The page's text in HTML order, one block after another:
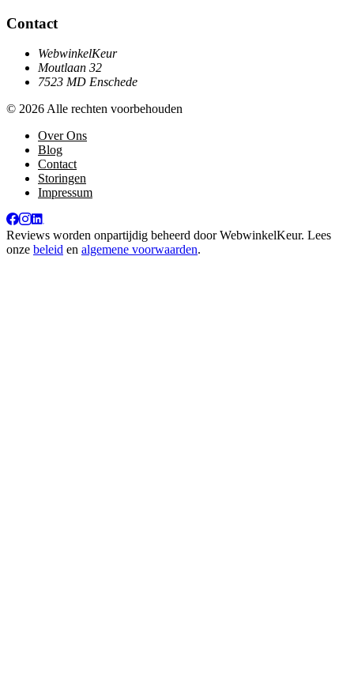
Contact
WebwinkelKeur
Moutlaan 32
7523 MD Enschede
© 2026 Alle rechten voorbehouden
Over Ons
Blog
Contact
Storingen
Impressum
Reviews worden onpartijdig beheerd doorWebwinkelKeur. Lees
onze beleid en algemene voorwaarden.